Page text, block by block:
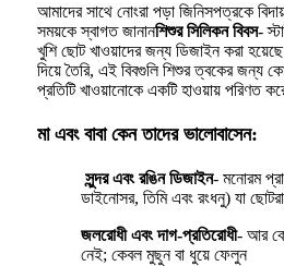
আমাদের সাথে নোংরা পড়া জিনিসপত্রকে
সময়কে স্বাগত জানানশিশুর সিলিকন বিবস-
খুশি ছোট খাওয়াদের জন্য ডিজাইন করা
দিয়ে তৈরি, এই বিবগুলি শিশুর ত্বকের জন্য
প্রতিটি খাওয়ানোকে একটি হাওয়ায় পরিণত
মা এবং বাবা কেন তাদের ভালোবাসেন:
সুন্দর এবং রঙিন ডিজাইন- মনোরম
ডাইনোসর, তিমি এবং রংধনু) যা
জলরোধী এবং দাগ-প্রতিরোধী- আর
নেই; কেবল মুছুন বা ধুয়ে ফেলুন